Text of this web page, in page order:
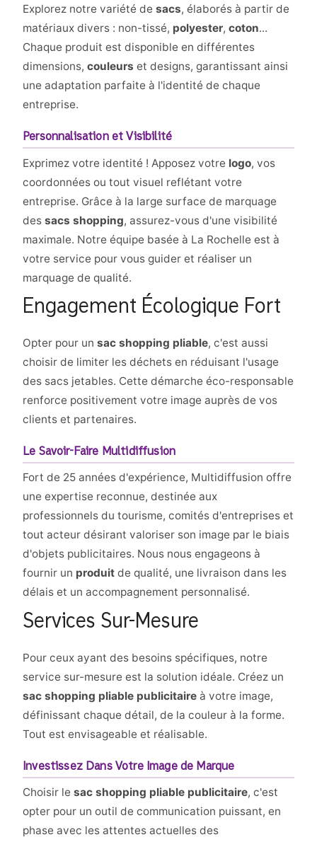
Explorez notre variété de sacs, élaborés à partir de
matériaux divers : non-tissé, polyester, coton...
Chaque produit est disponible en différentes
dimensions, couleurs et designs, garantissant ainsi
une adaptation parfaite à l'identité de chaque
entreprise.
Personnalisation et Visibilité
Exprimez votre identité ! Apposez votre logo, vos
coordonnées ou tout visuel reflétant votre
entreprise. Grâce à la large surface de marquage
des sacs shopping, assurez-vous d'une visibilité
maximale. Notre équipe basée à La Rochelle est à
votre service pour vous guider et réaliser un
marquage de qualité.
Engagement Écologique Fort
Opter pour un sac shopping pliable, c'est aussi
choisir de limiter les déchets en réduisant l'usage
des sacs jetables. Cette démarche éco-responsable
renforce positivement votre image auprès de vos
clients et partenaires.
Le Savoir-Faire Multidiffusion
Fort de 25 années d'expérience, Multidiffusion offre
une expertise reconnue, destinée aux
professionnels du tourisme, comités d'entreprises et
tout acteur désirant valoriser son image par le biais
d'objets publicitaires. Nous nous engageons à
fournir un produit de qualité, une livraison dans les
délais et un accompagnement personnalisé.
Services Sur-Mesure
Pour ceux ayant des besoins spécifiques, notre
service sur-mesure est la solution idéale. Créez un
sac shopping pliable publicitaire à votre image,
définissant chaque détail, de la couleur à la forme.
Tout est envisageable et réalisable.
Investissez Dans Votre Image de Marque
Choisir le sac shopping pliable publicitaire, c'est
opter pour un outil de communication puissant, en
phase avec les attentes actuelles des